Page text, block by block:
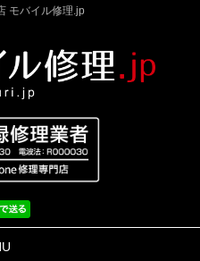
モバイル修理.jp